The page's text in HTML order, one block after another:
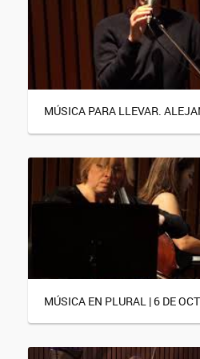
MÚSICA PARA LLEVAR.
MÚSICA EN PLURAL | 6 DE